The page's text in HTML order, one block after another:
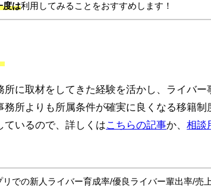
度は利用してみることをおすすめします！
所に取材をしてきた経験を活かし、ライバ
務所よりも所属条件が確実に良くなる移籍制
ているので、詳しくは こちらの記事か、相談
リでの新人ライバー育成率/優良ライバー輩出率/売